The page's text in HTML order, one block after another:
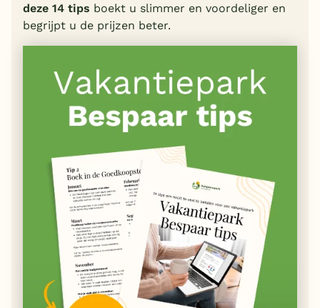
deze 14 tips boekt u slimmer en voordeliger en
begrijpt u de prijzen beter.